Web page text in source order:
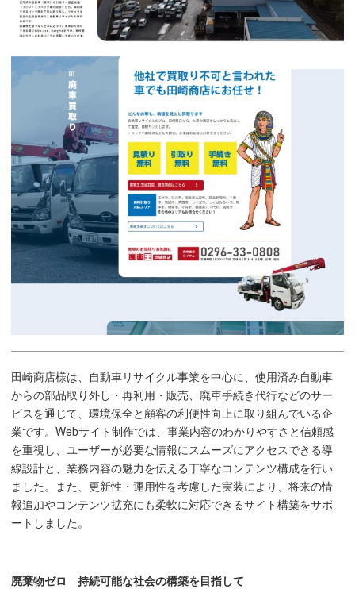
田崎商店様は、自動車リサイクル事業を中心に、使用済み自動車
からの部品取り外し・再利用・販売、廃車手続き代行などのサー
ビスを通じて、環境保全と顧客の利便性向上に取り組んでいる企
業です。Webサイト制作では、事業内容のわかりやすさと信頼感
を重視し、ユーザーが必要な情報にスムーズにアクセスできる導
線設計と、業務内容の魅力を伝える丁寧なコンテンツ構成を行い
ました。また、更新性・運用性を考慮した実装により、将来の情
報追加やコンテンツ拡充にも柔軟に対応できるサイト構築をサポ
ートしました。
廃棄物ゼロ 持続可能な社会の構築を目指して